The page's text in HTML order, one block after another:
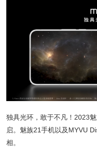
独具光环，敢于不凡！2023
启。魅族21手机以及MYVU
相。